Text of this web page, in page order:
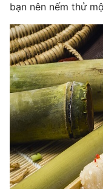
bạn nên nếm thử